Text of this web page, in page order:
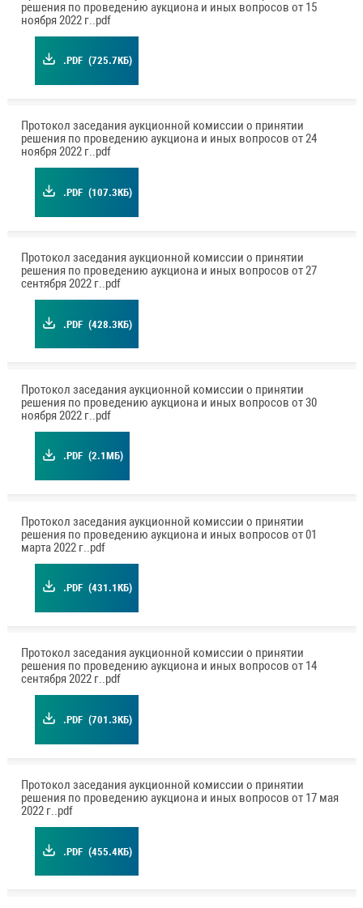
решения по проведению аукциона и иных вопросов от 15
ноября 2022 г..pdf
.PDF (725.7КБ)
Протокол заседания аукционной комиссии о принятии
решения по проведению аукциона и иных вопросов от 24
ноября 2022 г..pdf
.PDF (107.3КБ)
Протокол заседания аукционной комиссии о принятии
решения по проведению аукциона и иных вопросов от 27
сентября 2022 г..pdf
.PDF (428.3КБ)
Протокол заседания аукционной комиссии о принятии
решения по проведению аукциона и иных вопросов от 30
ноября 2022 г..pdf
.PDF (2.1МБ)
Протокол заседания аукционной комиссии о принятии
решения по проведению аукциона и иных вопросов от 01
марта 2022 г..pdf
.PDF (431.1КБ)
Протокол заседания аукционной комиссии о принятии
решения по проведению аукциона и иных вопросов от 14
сентября 2022 г..pdf
.PDF (701.3КБ)
Протокол заседания аукционной комиссии о принятии
решения по проведению аукциона и иных вопросов от 17 мая
2022 г..pdf
.PDF (455.4КБ)